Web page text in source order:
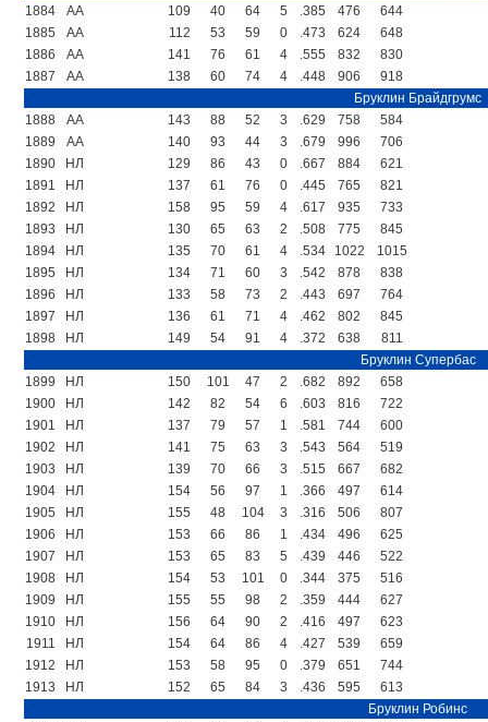
1884
AA 109 40 64 5 .385 476
644
1885
AA 112 53 59 0 .473 624
648
1886
AA 141 76 61 4 .555 832
830
1887
AA 138 60 74 4 .448 906
918
Бруклин Брайдгрумс
1888
AA 143 88 52 3 .629 758
584
1889
AA 140 93 44 3 .679 996
706
1890
НЛ 129 86 43 0 .667 884
621
1891
НЛ 137 61 76 0 .445 765
821
1892
НЛ 158 95 59 4 .617 935
733
1893
НЛ 130 65 63 2 .508 775
845
1894
НЛ 135 70 61 4 .534 1022
1015
1895
НЛ 134 71 60 3 .542 878
838
1896
НЛ 133 58 73 2 .443 697
764
1897
НЛ 136 61 71 4 .462 802
845
1898
НЛ 149 54 91 4 .372 638
811
Бруклин Супербас
1899
НЛ 150 101 47 2 .682 892
658
1900
НЛ 142 82 54 6 .603 816
722
1901
НЛ 137 79 57 1 .581 744
600
1902
НЛ 141 75 63 3 .543 564
519
1903
НЛ 139 70 66 3 .515 667
682
1904
НЛ 154 56 97 1 .366 497
614
1905
НЛ 155 48 104 3 .316 506
807
1906
НЛ 153 66 86 1 .434 496
625
1907
НЛ 153 65 83 5 .439 446
522
1908
НЛ 154 53 101 0 .344 375
516
1909
НЛ 155 55 98 2 .359 444
627
1910
НЛ 156 64 90 2 .416 497
623
1911
НЛ 154 64 86 4 .427 539
659
1912
НЛ 153 58 95 0 .379 651
744
1913
НЛ 152 65 84 3 .436 595
613
Бруклин Робинс